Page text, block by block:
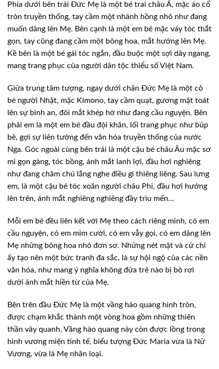
Phía dưới bên trái Đức Mẹ là một bé trai châu Á, mặc áo cổ
tròn truyền thống, tay cầm một nhánh hồng nhỏ như đang
muốn dâng lên Mẹ. Bên cạnh là một em bé mặc váy tóc thắt
gọn, tay cũng đang cầm một bông hoa, mắt hướng lên Mẹ.
Kề bên là một bé gái tóc ngắn, đầu buộc một sợi dây ngang,
mang trang phục của người dân tộc thiểu số Việt Nam.
Giữa trung tâm tượng, ngay dưới chân Đức Mẹ là một cô
bé người Nhật, mặc Kimono, tay cầm quạt, gương mặt toát
lên sự bình an, đôi mắt khép hờ như đang cầu nguyện. Bên
phải em là một em bé đầu đội khăn, lối trang phục như búp
bê, gợi sự liên tưởng đến văn hóa truyền thống của nước
Nga. Góc ngoài cùng bên trái là một cậu bé châu Âu mặc sơ
mi gọn gàng, tóc bồng, ánh mắt lanh lợi, đầu hơi nghiêng
như đang chăm chú lắng nghe điều gì thiêng liêng. Sau lưng
em, là một cậu bé tóc xoăn người châu Phi, đầu hơi hướng
lên trên, ánh mắt nghiêng nghiêng đầy trìu mến…
Mỗi em bé đều liên kết với Mẹ theo cách riêng mình, có em
cầu nguyện, có em mỉm cười, có em vẫy gọi, có em dâng lên
Mẹ những bông hoa nhỏ đơn sơ. Những nét mặt và cử chỉ
ấy tạo nên một bức tranh đa sắc, là sự hội ngộ của các nền
văn hóa, như mang ý nghĩa không đứa trẻ nào bị bỏ rơi
dưới ánh mắt hiền từ của Mẹ.
Bên trên đầu Đức Mẹ là một vầng hào quang hình tròn,
được chạm khắc thành một vòng hoa gồm những thiên
thần vây quanh. Vầng hào quang này còn được lồng trong
hình vương miện tinh tế, biểu tượng Đức Maria vừa là Nữ
Vương, vừa là Mẹ nhân loại.